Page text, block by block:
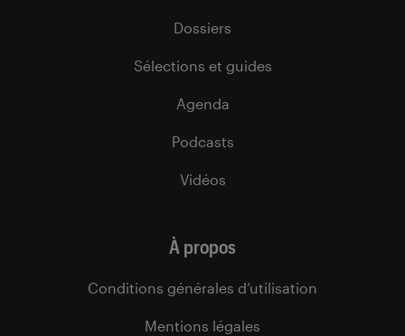
Dossiers
Sélections et guides
Agenda
Podcasts
Vidéos
À propos
Conditions générales d’utilisation
Mentions légales